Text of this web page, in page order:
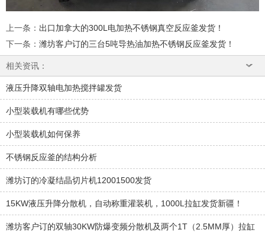
上一条 ： 出口加拿大的300L电加热不锈钢真空反应釜发货！
下一条 ： 潍坊客户订的三台5吨导热油加热不锈钢反应釜发货！
相关资讯：
液压升降双轴电加热搅拌罐发货
小型装载机有哪些优势
小型装载机如何保养
不锈钢反应釜的结构分析
潍坊订的冷凝结晶切片机12001500发货
15KW液压升降分散机，自动称重灌装机，1000L拉缸发货新疆！
潍坊客户订的双轴30KW防爆变频分散机及两个1T（2.5MM厚）拉缸